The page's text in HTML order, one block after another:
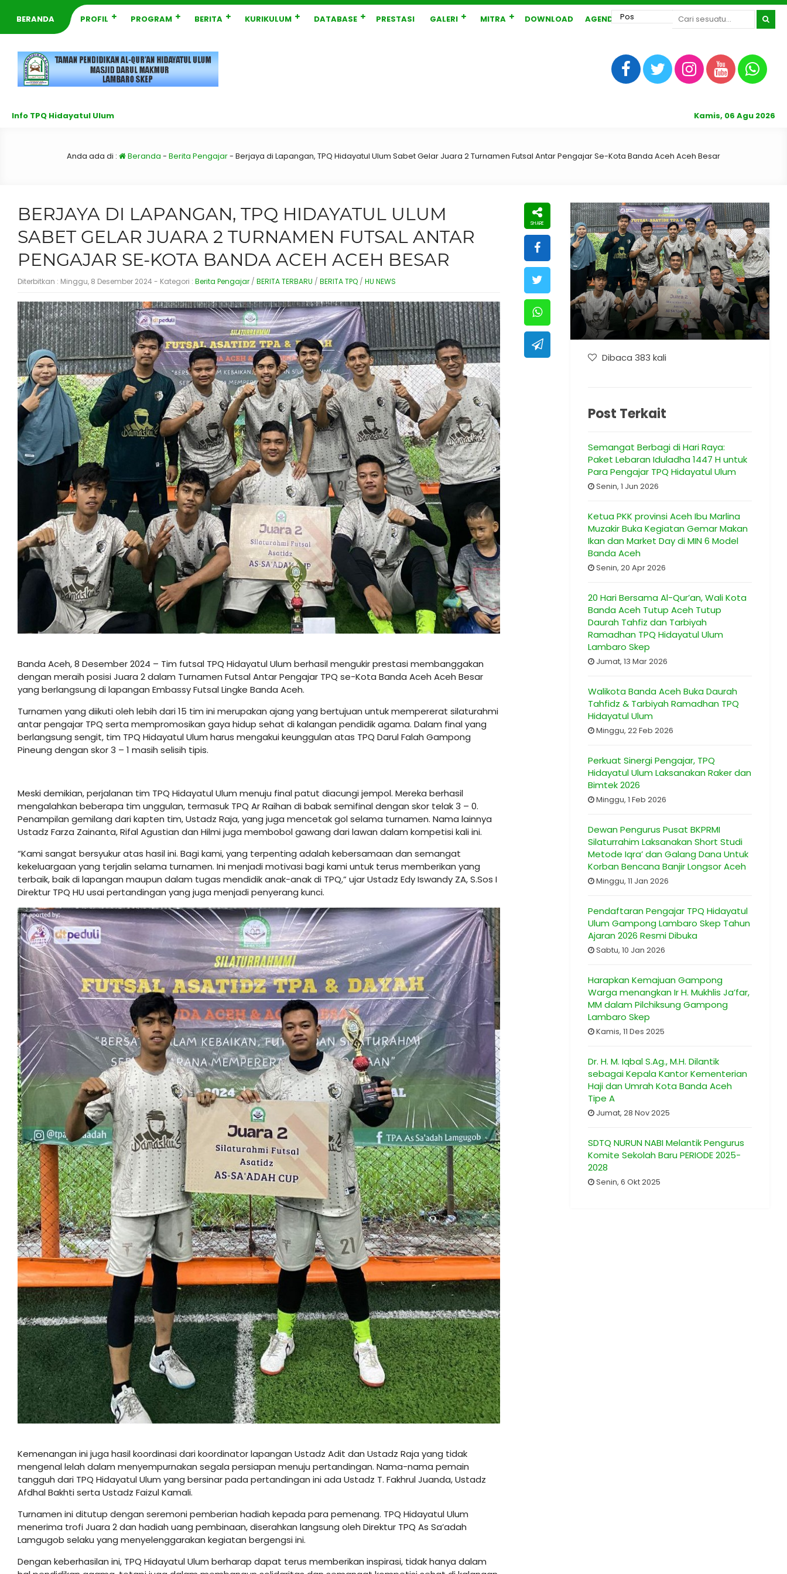
BERANDA PROFIL PROGRAM BERITA KURIKULUM DATABASE PRESTASI GALERI MITRA DOWNLOAD AGENDA
Info TPQ Hidayatul Ulum Kamis, 06 Agu 2026
Anda ada di : Beranda - Berita Pengajar- Berjaya di Lapangan, TPQ Hidayatul Ulum Sabet Gelar Juara 2 Turnamen Futsal Antar Pengajar Se-Kota Banda Aceh Aceh Besar
BERJAYA DI LAPANGAN, TPQ HIDAYATUL ULUM
SABET GELAR JUARA 2 TURNAMEN FUTSAL ANTAR
PENGAJAR SE-KOTA BANDA ACEH ACEH BESAR
Diterbitkan : Minggu, 8 Desember 2024 - Kategori : Berita Pengajar / BERITA TERBARU / BERITA TPQ / HU NEWS
Banda Aceh, 8 Desember 2024 – Tim futsal TPQ Hidayatul Ulum berhasil mengukir prestasi membanggakan
dengan meraih posisi Juara 2 dalam Turnamen Futsal Antar Pengajar TPQ se-Kota Banda Aceh Aceh Besar
yang berlangsung di lapangan Embassy Futsal Lingke Banda Aceh.
Turnamen yang diikuti oleh lebih dari 15 tim ini merupakan ajang yang bertujuan untuk mempererat silaturahmi
antar pengajar TPQ serta mempromosikan gaya hidup sehat di kalangan pendidik agama. Dalam final yang
berlangsung sengit, tim TPQ Hidayatul Ulum harus mengakui keunggulan atas TPQ Darul Falah Gampong
Pineung dengan skor 3 – 1 masih selisih tipis.
Meski demikian, perjalanan tim TPQ Hidayatul Ulum menuju final patut diacungi jempol. Mereka berhasil
mengalahkan beberapa tim unggulan, termasuk TPQ Ar Raihan di babak semifinal dengan skor telak 3 – 0.
Penampilan gemilang dari kapten tim, Ustadz Raja, yang juga mencetak gol selama turnamen. Nama lainnya
Ustadz Farza Zainanta, Rifal Agustian dan Hilmi juga membobol gawang dari lawan dalam kompetisi kali ini.
“Kami sangat bersyukur atas hasil ini. Bagi kami, yang terpenting adalah kebersamaan dan semangat
kekeluargaan yang terjalin selama turnamen. Ini menjadi motivasi bagi kami untuk terus memberikan yang
terbaik, baik di lapangan maupun dalam tugas mendidik anak-anak di TPQ,” ujar Ustadz Edy Iswandy ZA, S.Sos I
Direktur TPQ HU usai pertandingan yang juga menjadi penyerang kunci.
Kemenangan ini juga hasil koordinasi dari koordinator lapangan Ustadz Adit dan Ustadz Raja yang tidak
mengenal lelah dalam menyempurnakan segala persiapan menuju pertandingan. Nama-nama pemain
tangguh dari TPQ Hidayatul Ulum yang bersinar pada pertandingan ini ada Ustadz T. Fakhrul Juanda, Ustadz
Afdhal Bakhti serta Ustadz Faizul Kamali.
Turnamen ini ditutup dengan seremoni pemberian hadiah kepada para pemenang. TPQ Hidayatul Ulum
menerima trofi Juara 2 dan hadiah uang pembinaan, diserahkan langsung oleh Direktur TPQ As Sa’adah
Lamgugob selaku yang menyelenggarakan kegiatan bergengsi ini.
Dengan keberhasilan ini, TPQ Hidayatul Ulum berharap dapat terus memberikan inspirasi, tidak hanya dalam
Dibaca 383 kali
Post Terkait
Semangat Berbagi di Hari Raya:
Paket Lebaran Iduladha 1447 H untuk
Para Pengajar TPQ Hidayatul Ulum
Senin, 1 Jun 2026
Ketua PKK provinsi Aceh Ibu Marlina
Muzakir Buka Kegiatan Gemar Makan
Ikan dan Market Day di MIN 6 Model
Banda Aceh
Senin, 20 Apr 2026
20 Hari Bersama Al-Qur’an, Wali Kota
Banda Aceh Tutup Aceh Tutup
Daurah Tahfiz dan Tarbiyah
Ramadhan TPQ Hidayatul Ulum
Lambaro Skep
Jumat, 13 Mar 2026
Walikota Banda Aceh Buka Daurah
Tahfidz & Tarbiyah Ramadhan TPQ
Hidayatul Ulum
Minggu, 22 Feb 2026
Perkuat Sinergi Pengajar, TPQ
Hidayatul Ulum Laksanakan Raker dan
Bimtek 2026
Minggu, 1 Feb 2026
Dewan Pengurus Pusat BKPRMI
Silaturrahim Laksanakan Short Studi
Metode Iqra’ dan Galang Dana Untuk
Korban Bencana Banjir Longsor Aceh
Minggu, 11 Jan 2026
Pendaftaran Pengajar TPQ Hidayatul
Ulum Gampong Lambaro Skep Tahun
Ajaran 2026 Resmi Dibuka
Sabtu, 10 Jan 2026
Harapkan Kemajuan Gampong
Warga menangkan Ir H. Mukhlis Ja’far,
MM dalam Pilchiksung Gampong
Lambaro Skep
Kamis, 11 Des 2025
Dr. H. M. Iqbal S.Ag., M.H. Dilantik
sebagai Kepala Kantor Kementerian
Haji dan Umrah Kota Banda Aceh
Tipe A
Jumat, 28 Nov 2025
SDTQ NURUN NABI Melantik Pengurus
Komite Sekolah Baru PERIODE 2025-
2028
Senin, 6 Okt 2025